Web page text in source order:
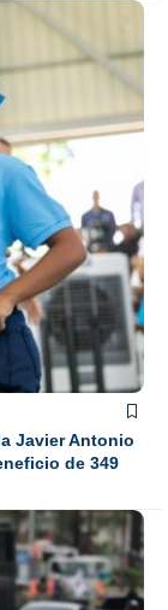
Javier Antonio
de 349